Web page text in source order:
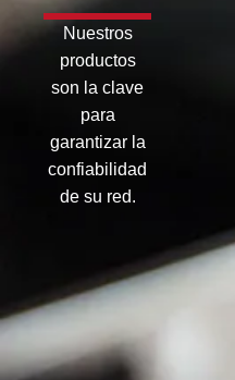
Nuestros
productos
son la clave
para
garantizar la
confiabilidad
de su red.